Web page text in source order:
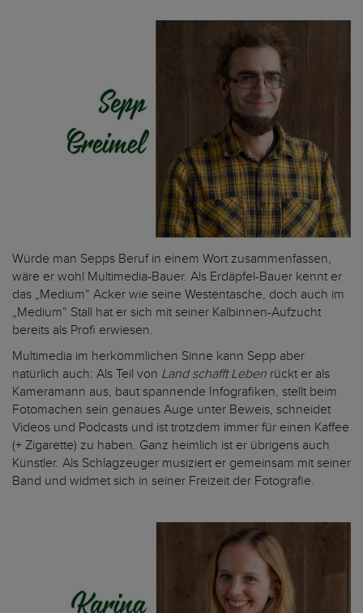
Würde man Sepps Beruf in einem Wort zusammenfassen,
wäre er wohl Multimedia-Bauer. Als Erdäpfel-Bauer kennt er
das „Medium“ Acker wie seine Westentasche, doch auch im
„Medium“ Stall hat er sich mit seiner Kalbinnen-Aufzucht
bereits als Profi erwiesen.
Multimedia im herkömmlichen Sinne kann Sepp aber
natürlich auch: Als Teil von Land schafft Leben rückt er als
Kameramann aus, baut spannende Infografiken, stellt beim
Fotomachen sein genaues Auge unter Beweis, schneidet
Videos und Podcasts und ist trotzdem immer für einen Kaffee
(+ Zigarette) zu haben. Ganz heimlich ist er übrigens auch
Künstler. Als Schlagzeuger musiziert er gemeinsam mit seiner
Band und widmet sich in seiner Freizeit der Fotografie.